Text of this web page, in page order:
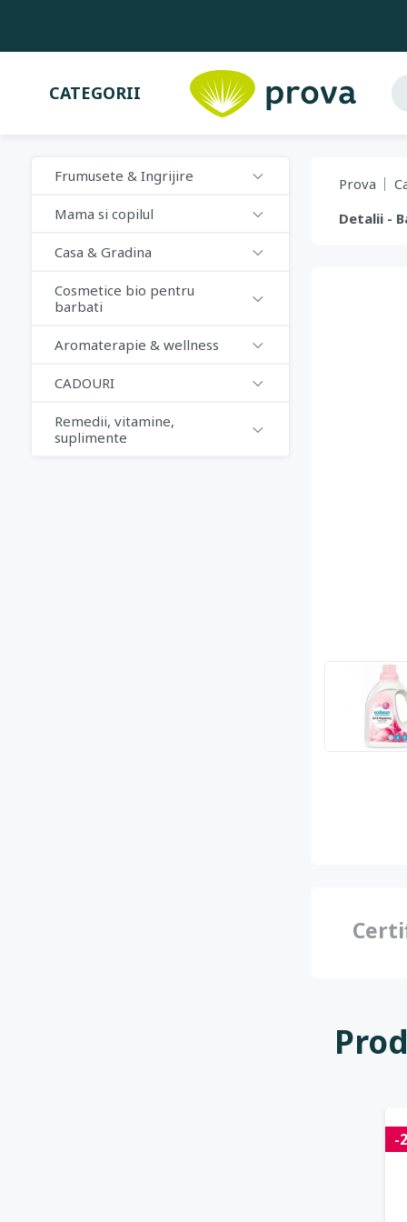
CATEGORII
Frumusete & Ingrijire
Mama si copilul
Casa & Gradina
Cosmetice bio pentru
barbati
Aromaterapie & wellness
CADOURI
Remedii, vitamine,
suplimente
Prova
Detalii -
-